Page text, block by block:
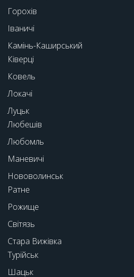
Горохів
Іваничі
Камінь-Каширський
Ківерці
Ковель
Локачі
Луцьк
Любешів
Любомль
Маневичі
Нововолинськ
Ратне
Рожище
Світязь
Стара Вижівка
Турійськ
Шацьк